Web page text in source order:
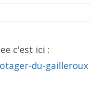
c'est ici :
du-gailleroux